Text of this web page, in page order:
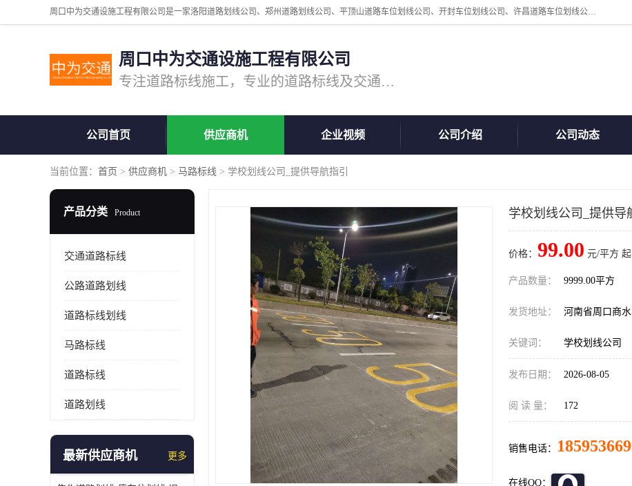
周口中为交通设施工程有限公司是一家洛阳道路划线公司、郑州道路划线公司、平顶山道路车位划线公司、开封车位划线公司、许昌道路车位划线公司、漯河道路车位划线公司，公司始终坚持“诚信、匠心、专注”的宗旨；我们的经营理念是：的服务。
周口中为交通设施工程有限公司
专注道路标线施工，专业的道路标线及交通设施施工服务商!
公司首页 供应商机 企业视频 公司介绍 公司动态
当前位置： 首页 > 供应商机 > 马路标线 > 学校划线公司_提供导航指引
产品分类 Product
交通道路标线
公路道路划线
道路标线划线
马路标线
道路标线
道路划线
最新供应商机 更多
学校划线公司_提供导
价格： 99.00 元/平方 起
产品数量： 9999.00平方
发货地址： 河南省周口商
关键词： 学校划线公司
发布日期： 2026-08-05
阅 读 量： 172
销售电话：
在线QQ：